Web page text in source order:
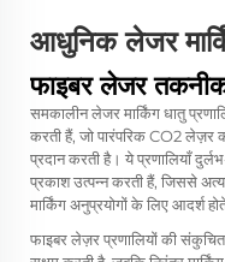
आधुनिक लेजर
फाइबर लेजर
समकालीनलेजर मार्किंग धातु
करती हैं, जो पारंपरिक CO2 लेज़र
प्रदान करती है। ये प्रणालियाँ
प्रकाश उत्पन्न करती हैं, जिससे
मार्किंग अनुप्रयोगों के लिए आदर्श
फाइबर लेज़र प्रणालियों की